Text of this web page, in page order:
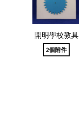
開明學校教具
2個附件